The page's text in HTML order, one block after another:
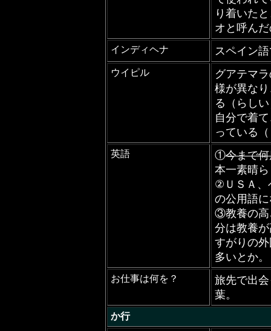
り着いた
オと呼ん
インディヘナ スペイン
ウイピル
グアテマ
様が異な
る（らし
自分で着
っている
英語 ①今まで
本一素晴
②ＵＳＡ、
の公用語
③教養の高
分は教養
すがりの
多いとか。
お仕事は何を？
旅先で出
葉。
か行